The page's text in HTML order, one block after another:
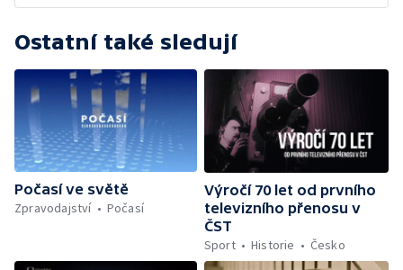
Ostatní také sledují
Počasí ve světě
Zpravodajství
Počasí
Výročí 70 let od prvního
televizního přenosu v
ČST
Sport
Historie Česko